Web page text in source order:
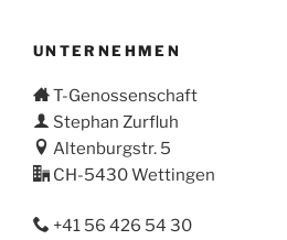
UNTERNEHMEN
T-Genossenschaft
Stephan Zurfluh
Altenburgstr. 5
CH-5430 Wettingen
+41 56 426 54 30